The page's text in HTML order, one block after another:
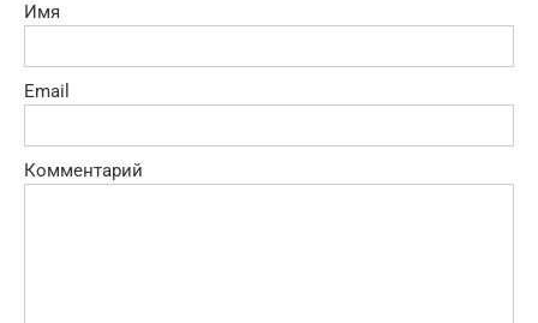
Имя
Email
Комментарий